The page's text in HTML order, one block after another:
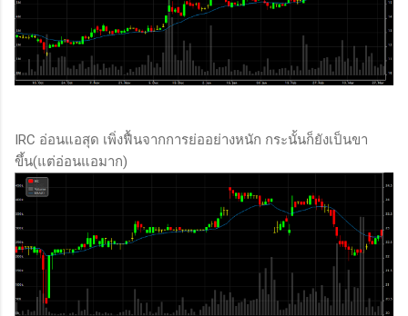
IRC อ่อนแอสุด เพิ่งฟื้นจากการย่ออย่างหนัก กระนั้นก็ยังเป็นขา
ขึ้น(แต่อ่อนแอมาก)